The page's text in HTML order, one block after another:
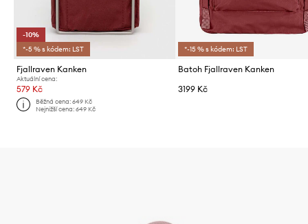
-10%
*-5 % s kódem: LST
Fjallraven Kanken
Aktuální cena:
579 Kč
Běžná cena:649 Kč
Nejnižší cena:649 Kč
*-15 % s kódem: LST
Batoh Fjallraven Kanken
3199 Kč